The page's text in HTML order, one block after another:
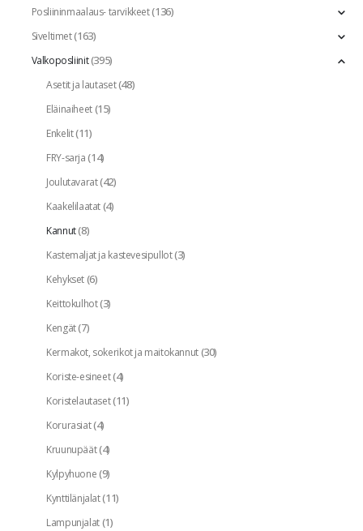
Posliininmaalaus- tarvikkeet(136)
Siveltimet(163)
Valkoposliinit(395)
Asetit ja lautaset(48)
Eläinaiheet(15)
Enkelit(11)
FRY-sarja(14)
Joulutavarat(42)
Kaakelilaatat(4)
Kannut(8)
Kastemaljat ja kastevesipullot(3)
Kehykset(6)
Keittokulhot(3)
Kengät(7)
Kermakot, sokerikot ja maitokannut(30)
Koriste-esineet(4)
Koristelautaset(11)
Korurasiat(4)
Kruunupäät(4)
Kylpyhuone(9)
Kynttilänjalat(11)
Lampunjalat(1)